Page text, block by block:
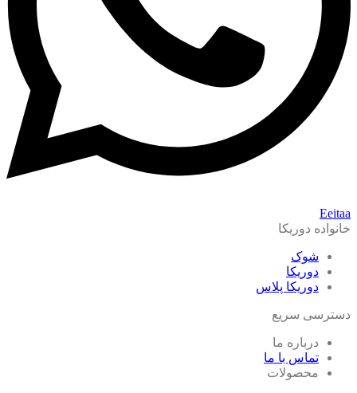
Eeitaa
خانواده دوریکا
شوک
دوریکا
دوریکا پلاس
دسترسی سریع
درباره ما
تماس با ما
محصولات